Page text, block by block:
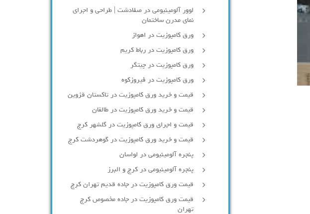
لوور آلومینیومی در صفادشت | طراحی و اجرای
نمای مدرن ساختمان
ورق کامپوزیت در اهواز
ورق کامپوزیت در رباط کریم
ورق کامپوزیت در چیتگر
ورق کامپوزیت در فیروزکوه
قیمت و خرید ورق کامپوزیت در تاکستان قزوین
قیمت و خرید ورق کامپوزیت در طالقان
قیمت و اجرای ورق کامپوزیت در گلشهر کرج
قیمت و خرید ورق کامپوزیت در گوهردشت کرج
پنجره آلومینیومی در لواسان
پنجره آلومینیومی در کرج و البرز
قیمت ورق کامپوزیت در جاده قدیم تهران کرج
قیمت ورق کامپوزیت در جاده مخصوص کرج
تهران